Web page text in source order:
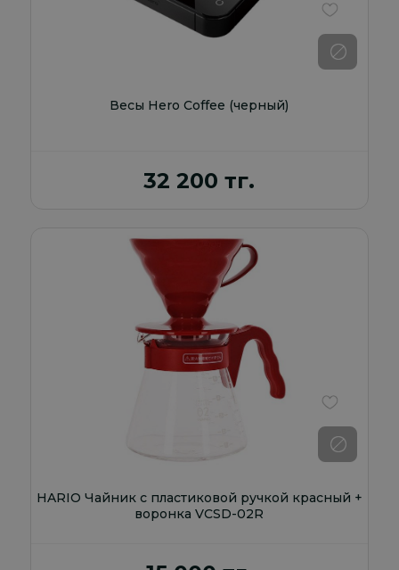
Весы Hero Coffee (черный)
32 200 тг.
В
HARIO Чайник с пластиковой ручкой красный +
воронка VCSD-02R
В